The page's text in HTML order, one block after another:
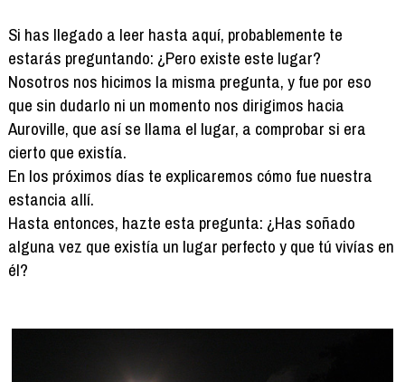
Si has llegado a leer hasta aquí, probablemente te
estarás preguntando: ¿Pero existe este lugar?
Nosotros nos hicimos la misma pregunta, y fue por eso
que sin dudarlo ni un momento nos dirigimos hacia
Auroville, que así se llama el lugar, a comprobar si era
cierto que existía.
En los próximos días te explicaremos cómo fue nuestra
estancia allí.
Hasta entonces, hazte esta pregunta: ¿Has soñado
alguna vez que existía un lugar perfecto y que tú vivías en
él?